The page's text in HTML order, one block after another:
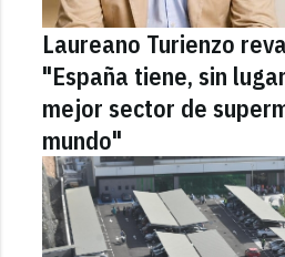
Laureano Turienzo
"España tiene, sin
mejor sector de
mundo"